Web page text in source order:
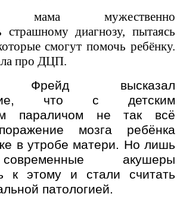
мама мужественно
страшному диагнозу, пытаясь
смогут помочь ребёнку.
про ДЦП.
высказал
что с детским
параличом не так всё
мозга ребёнка
в утробе матери. Но лишь
акушеры
к этому и стали считать
патологией.